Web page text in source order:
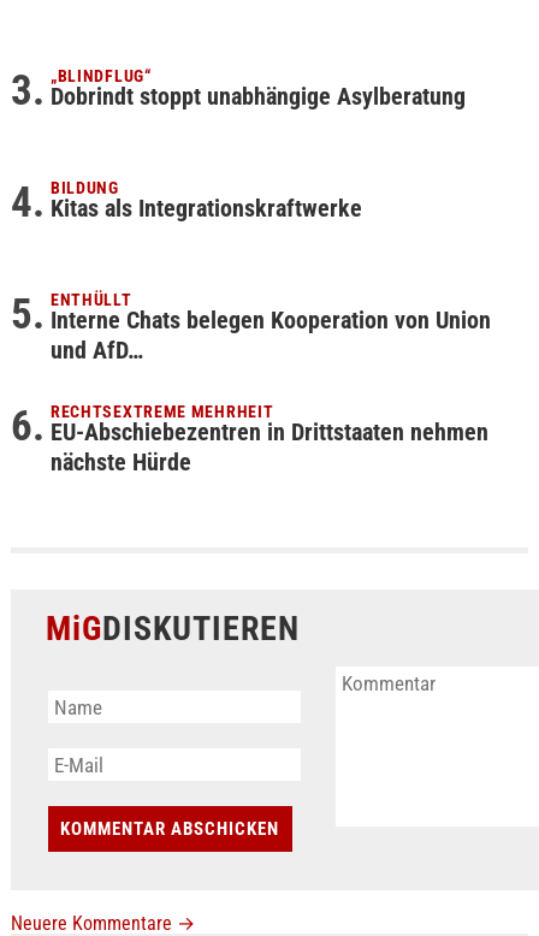
„BLINDFLUG“
Dobrindt stoppt unabhängige Asylberatung
BILDUNG
Kitas als Integrationskraftwerke
ENTHÜLLT
Interne Chats belegen Kooperation von Union
und AfD…
RECHTSEXTREME MEHRHEIT
EU-Abschiebezentren in Drittstaaten nehmen
nächste Hürde
MiGDISKUTIEREN
Neuere Kommentare →